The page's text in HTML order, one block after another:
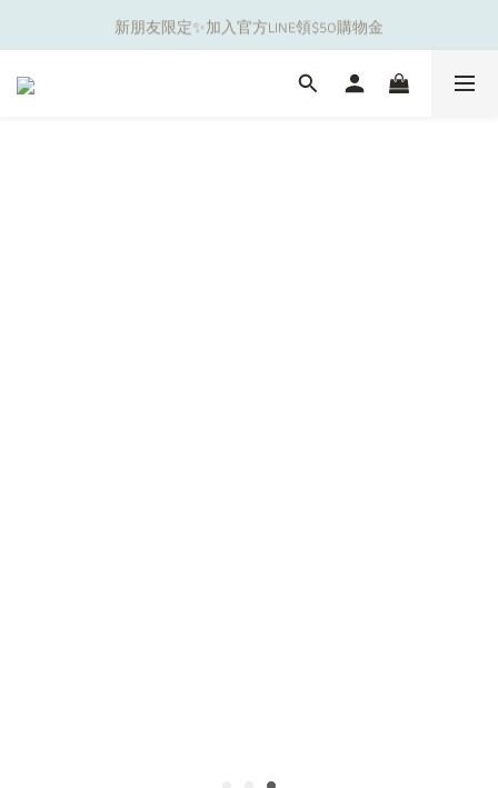
夏日舒適無痕｜3件$1199自由配專區
新朋友限定✨加入官方LINE領$50購物金
夏日舒適無痕｜3件$1199自由配專區